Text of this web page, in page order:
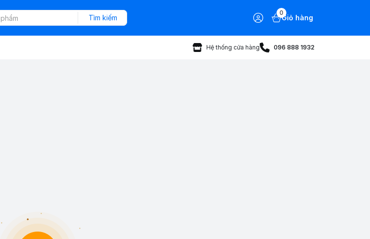
Tìm kiếm
0
Giỏ hàng
Hệ thống cửa hàng 096 888 1932